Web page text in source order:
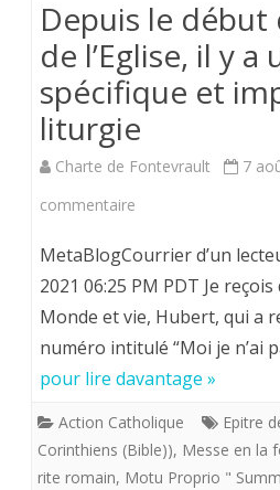
les
trois
coups.
Depuis le début
de l’Eglise, il y
spécifique et
liturgie
Charte de Fontevrault 7
commentaire
le
début
de
l’Eglise,
MetaBlogCourrier d’un
2021 06:25 PM PDT Je reçois
Monde et vie, Hubert, qui a
numéro intitulé “Moi je n’ai
pour lire davantage »
Action Catholique
Epitre
Corinthiens (Bible)), Messe en la
rite romain, Motu Proprio "